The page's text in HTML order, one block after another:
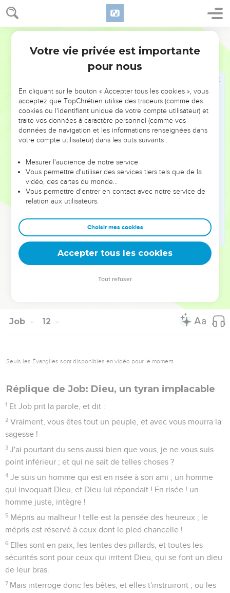
11
empêchera ?
Car il connaît, lui, les hommes de rien ; il voit l'iniquité,
sans qu'elle s'en doute ;
Mais l'homme vide de sens de-viendra intelligent, quand
l'ânon sauvage naîtra comme un homme !
vers Dieu,
(Si l'iniquité est en tes mains, éloigne-la, et que le crime
n'habite point dans tes tentes !)
Alors certainement tu lèveras ton front sans tache ; tu
Tu oublieras tes peines, tu t'en souviendras comme des
eaux écoulées.
La vie se lèvera pour toi plus brillante que le midi, et
l'obscurité même sera comme le matin.
Tu seras plein de confiance, parce que tu auras lieu
d'espérer ; tu exploreras autour de toi, et tu te coucheras en
sécurité ;
Tu t'étendras à ton aise, et nul ne t'effraiera ; et bien des
leur sera ôté, et toute leur espérance sera de rendre l'âme.
Job 12
Seuls les Évangiles sont disponibles en vidéo pour le moment.
Réplique de Job: Dieu, un tyran implacable
1 Et Job prit la parole, et dit :
2 Vraiment, vous êtes tout un peuple, et avec vous mourra la
sagesse !
3 J'ai pourtant du sens aussi bien que vous, je ne vous suis
point inférieur ; et qui ne sait de telles choses ?
4 Je suis un homme qui est en risée à son ami ; un homme
qui invoquait Dieu, et Dieu lui répondait ! En risée ! un
homme juste, intègre !
5 Mépris au malheur ! telle est la pensée des heureux ; le
mépris est réservé à ceux dont le pied chancelle !
6 Elles sont en paix, les tentes des pillards, et toutes les
sécurités sont pour ceux qui irritent Dieu, qui se font un dieu
de leur bras.
7 Mais interroge donc les bêtes, et elles t'instruiront ; ou les
Votre vie privée est importante
pour nous
En cliquant sur le bouton « Accepter tous les cookies », vous
acceptez que TopChrétien utilise des traceurs (comme des
cookies ou l'identifiant unique de votre compte utilisateur) et
traite vos données à caractère personnel (comme vos
données de navigation et les informations renseignées dans
votre compte utilisateur) dans les buts suivants :
Mesurer l'audience de notre service
Vous permettre d'utiliser des services tiers tels que de la
vidéo, des cartes du monde…
Vous permettre d'entrer en contact avec notre service de
relation aux utilisateurs.
Choisir mes cookies
Accepter tous les cookies
Tout refuser